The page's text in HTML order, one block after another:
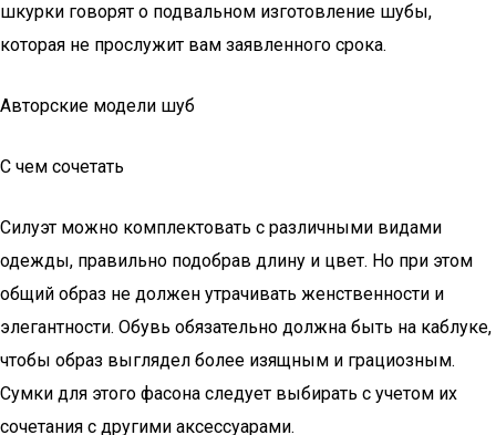
шкурки говорят о подвальном изготовление шубы,
которая не прослужит вам заявленного срока.
Авторские модели шуб
С чем сочетать
Силуэт можно комплектовать с различными видами
одежды, правильно подобрав длину и цвет. Но при этом
общий образ не должен утрачивать женственности и
элегантности. Обувь обязательно должна быть на каблуке,
чтобы образ выглядел более изящным и грациозным.
Сумки для этого фасона следует выбирать с учетом их
сочетания с другими аксессуарами.